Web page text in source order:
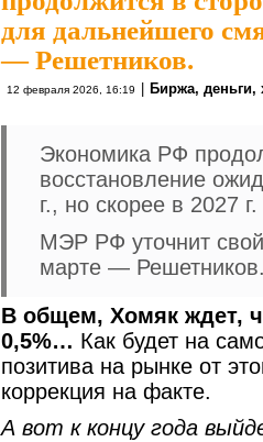
для дальнейшего
— Решетников.
12 февраля 2026, 16:19 Биржа, деньги,
Экономика РФ
восстановление
г., но скорее в 2027
МЭР РФ уточнит свой
марте —
В общем, Хомяк ждет,
0,5%… Как будет на
позитива на рынке от
коррекция на факте.
А вот к концу года